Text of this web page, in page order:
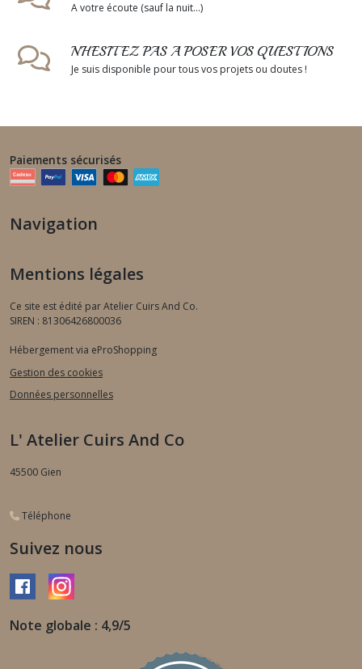
A votre écoute (sauf la nuit...)
N'HESITEZ PAS A POSER VOS QUESTIONS
Je suis disponible pour tous vos projets ou doutes !
Paiements sécurisés
Navigation
Mentions légales
Ce site est édité par Atelier Cuirs And Co.
SIREN : 81306426800036
Hébergement via eProShopping
Gestion des cookies
Données personnelles
L' Atelier Cuirs And Co
45500 Gien
Téléphone
Suivez nous
Note globale : 4,9/5